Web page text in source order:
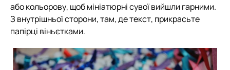
або кольорову, щоб мініатюрні сувої вийшли гарними.
З внутрішньої сторони, там, де текст, прикрасьте
папірці віньєтками.